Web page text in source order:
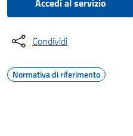
Accedi al servizio
Condividi
Normativa di riferimento